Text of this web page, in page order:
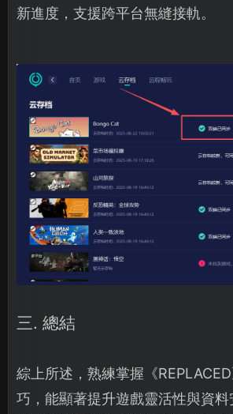
新進度，支援跨平台無縫接軌。
三. 總結
綜上所述，熟練掌握《
巧，能顯著提升遊戲靈活性與資